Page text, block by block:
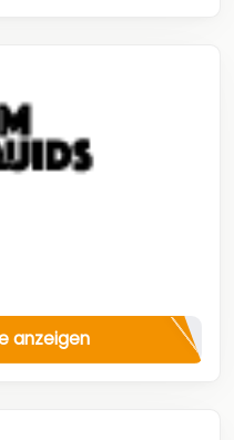
anzeigen